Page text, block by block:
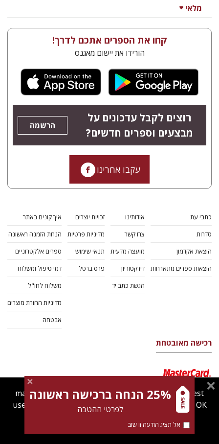
מלאי
קחו את הספרים אתכם לדרך!
הורידו את יישום מאגנס
רוצים לקבל עדכונים על
מבצעים וספרים חדשים?
הרשמה
עקבו אחרינו
כתבי עת
סדרות
הוצאת אקדמון
הוצאות ספרים מתארחות
אודותינו
צרו קשר
מועצה מדעית
דירקטוריון
הגשת כתב יד
זכויות יוצרים
מדיניות פרטיות
תנאי שימוש
פרס ברטל
איך קונים באתר
הנחת הזמנה ראשונה
ספרים אלקטרוניים
דמי טיפול ומשלוח
משלוח לחו"ל
מדיניות החזרת מוצרים
אבטחה
רכישה מאובטחת
magnespress.co.il uses cookies to give you the best
user experience. Using this website means you're OK
Find out more about ourcookies policy
25% הנחה ברכישה ראשונה
לפרטי ההטבה
אל תציג הודעה זו שוב